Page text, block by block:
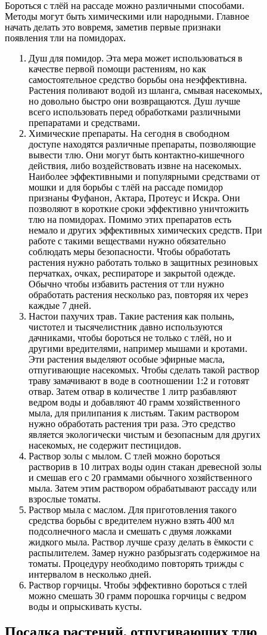
Бороться с тлёй на рассаде можно различными способами.
Методы могут быть химическими или народными. Главное
начать делать это вовремя, заметив первые признаки
появления тли на помидорах.
Душ для помидор. Эта мера может использоваться в
качестве первой помощи растениям, но как
самостоятельное средство борьбы она неэффективна.
Растения поливают водой из шланга, смывая насекомых,
но довольно быстро они возвращаются. Душ лучше
всего использовать перед обработками различными
препаратами и средствами.
Химические препараты. На сегодня в свободном
доступе находятся различные препараты, позволяющие
вывести тлю. Они могут быть контактно-кишечного
действия, либо воздействовать извне на насекомых.
Наиболее эффективными и популярными средствами от
мошки и для борьбы с тлёй на рассаде помидор
признаны Фуфанон, Актара, Протеус и Искра. Они
позволяют в короткие сроки эффективно уничтожить
тлю на помидорах. Помимо этих препаратов есть
немало и других эффективных химических средств. При
работе с такими веществами нужно обязательно
соблюдать меры безопасности. Чтобы обработать
растения нужно работать только в защитных резиновых
перчатках, очках, респираторе и закрытой одежде.
Обычно чтобы избавить растения от тли нужно
обработать растения несколько раз, повторяя их через
каждые 7 дней.
Настои пахучих трав. Такие растения как полынь,
чистотел и тысячелистник давно используются
дачниками, чтобы бороться не только с тлёй, но и
другими вредителями, например мышами и кротами.
Эти растения выделяют особые эфирные масла,
отпугивающие насекомых. Чтобы сделать такой раствор
траву замачивают в воде в соотношении 1:2 и готовят
отвар. Затем отвар в количестве 1 литр разбавляют
ведром воды и добавляют 40 грамм хозяйственного
мыла, для прилипания к листьям. Таким раствором
нужно обработать растения три раза. Это средство
является экологически чистым и безопасным для других
насекомых, не содержит пестицидов.
Раствор золы с мылом. С тлей можно бороться
растворив в 10 литрах воды один стакан древесной золы
и смешав его с 20 граммами обычного хозяйственного
мыла. Затем этим раствором обрабатывают рассаду или
взрослые томаты.
Раствор мыла с маслом. Для приготовления такого
средства борьбы с вредителем нужно взять 400 мл
подсолнечного масла и смешать с двумя ложками
жидкого мыла. Раствор лучше сразу делать в ёмкости с
распылителем. Замер нужно разбрызгать содержимое на
томаты. Процедуру необходимо повторять трижды с
интервалом в несколько дней.
Раствор горчицы. Чтобы эффективно бороться с тлей
можно смешать 30 грамм порошка горчицы с ведром
воды и опрыскивать кусты.